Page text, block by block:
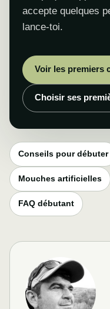
accepte quelques
lance-toi.
Voir les premiers
Choisir ses
Conseils pour débuter
Mouches artificielles
FAQ débutant